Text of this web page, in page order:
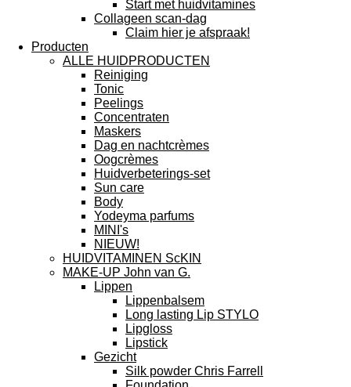
Start met huidvitamines
Collageen scan-dag
Claim hier je afspraak!
Producten
ALLE HUIDPRODUCTEN
Reiniging
Tonic
Peelings
Concentraten
Maskers
Dag en nachtcrèmes
Oogcrèmes
Huidverbeterings-set
Sun care
Body
Yodeyma parfums
MINI's
NIEUW!
HUIDVITAMINEN ScKIN
MAKE-UP John van G.
Lippen
Lippenbalsem
Long lasting Lip STYLO
Lipgloss
Lipstick
Gezicht
Silk powder Chris Farrell